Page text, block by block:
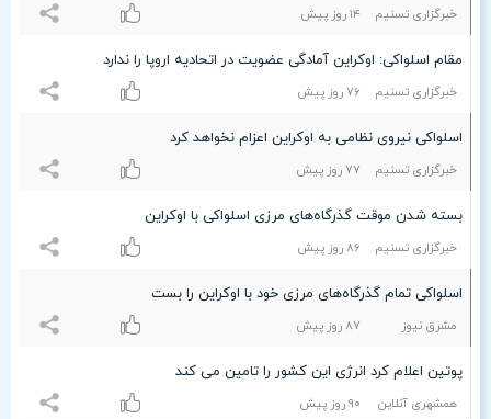
خبرگزاری تسنیم ۱۴ روز پیش
مقام اسلواکی: اوکراین آمادگی عضویت در اتحادیه اروپا را ندارد
خبرگزاری تسنیم ۷۶ روز پیش
اسلواکی نیروی نظامی به اوکراین اعزام نخواهد کرد
خبرگزاری تسنیم ۷۷ روز پیش
بسته شدن موقت گذرگاه‌های مرزی اسلواکی با اوکراین
خبرگزاری تسنیم ۸۶ روز پیش
اسلواکی تمام گذرگاه‌های مرزی خود با اوکراین را بست
مشرق نیوز ۸۷ روز پیش
پوتین اعلام کرد انرژی این کشور را تامین می کند
همشهری آنلاین ٩۰ روز پیش